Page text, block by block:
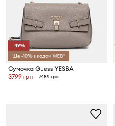
-49%
Ще -10% з кодом WEB*
Сумочка Guess YESBA
3799 грн
7489 грн